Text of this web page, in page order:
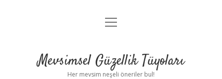
Anasayfa
Yasal Uyarı
menüyü
Mevsimsel Güzellik Tüyoları
Her mevsim neşeli öneriler bul!